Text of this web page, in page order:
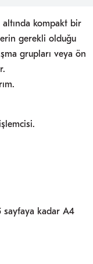
altında kompakt bir
gerekli olduğu
grupları veya ön
sayfaya kadar A4